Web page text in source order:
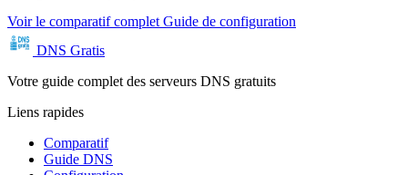
Voir le comparatif completGuide de configuration
DNS Gratis
Votre guide complet des serveurs DNS gratuits
Liens rapides
Comparatif
Guide DNS